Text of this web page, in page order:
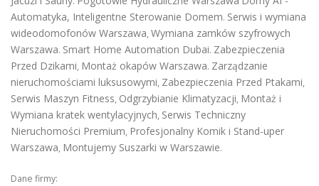
Automatyka, Inteligentne Sterowanie Domem. Serwis i wymiana
wideodomofonów Warszawa, Wymiana zamków szyfrowych
Warszawa. Smart Home Automation Dubai. Zabezpieczenia
Przed Dzikami, Montaż okapów Warszawa. Zarządzanie
nieruchomościami luksusowymi, Zabezpieczenia Przed Ptakami,
Serwis Maszyn Fitness, Odgrzybianie Klimatyzacji, Montaż i
Wymiana kratek wentylacyjnych, Serwis Techniczny
Nieruchomości Premium, Profesjonalny Komik i Stand-uper
Warszawa, Montujemy Suszarki w Warszawie.
Dane firmy: